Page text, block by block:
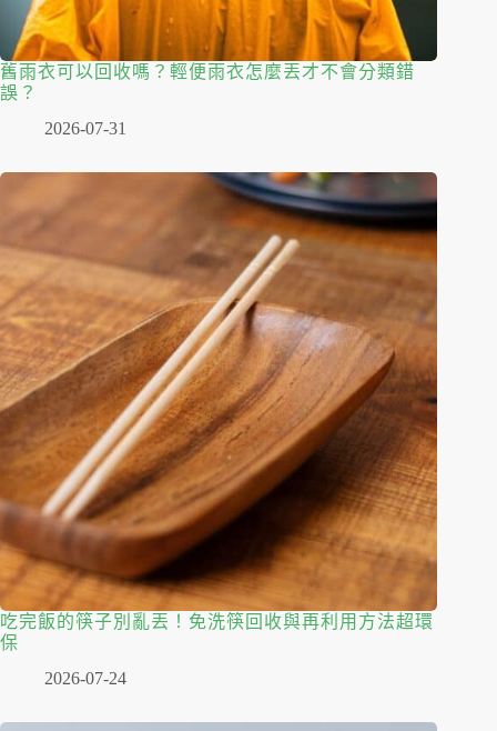
舊雨衣可以回收嗎？輕便雨衣怎麼丟才不會分類錯
誤？
2026-07-31
吃完飯的筷子別亂丟！免洗筷回收與再利用方法超環
保
2026-07-24